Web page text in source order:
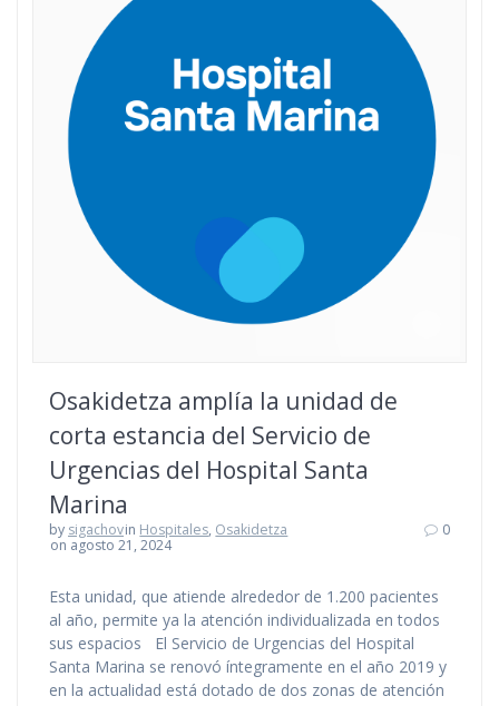
Osakidetza amplía la unidad de
corta estancia del Servicio de
Urgencias del Hospital Santa
Marina
by sigachovin Hospitales, Osakidetza
on agosto 21, 2024
0
Esta unidad, que atiende alrededor de 1.200 pacientes
al año, permite ya la atención individualizada en todos
sus espacios El Servicio de Urgencias del Hospital
Santa Marina se renovó íntegramente en el año 2019 y
en la actualidad está dotado de dos zonas de atención